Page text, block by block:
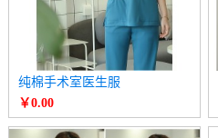
纯棉手术室医生服
￥0.00